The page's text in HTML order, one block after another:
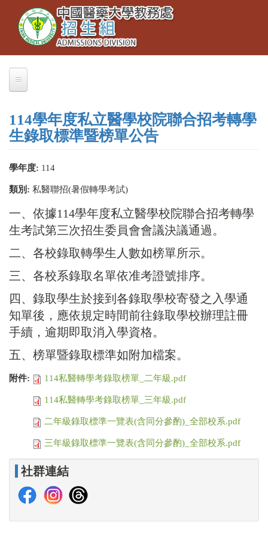
容
114學年度私立醫學校院聯合招考轉學
⽣錄取標準暨榜單公告
學年度: 114
類別: 私醫聯招(暑假轉學考試)
一、依據114學年度私立醫學校院聯合招考轉學
生考試第三次招生委員會會議決議通過。
二、各校錄取轉學生人數如榜單所示。
三、各校系錄取名單依准考證號排序。
四、錄取學生於接到各錄取學校寄發之入學通
知單後，應依規定時間前往錄取學校辦理註冊
手續，逾期即取消入學資格。
五、榜單暨錄取標準如附加檔案。
附件: 114私醫轉學考錄取榜單_二年級.pdf
114私醫轉學考錄取榜單_三年級.pdf
二年級錄取標準一覽表(含同分參酌)_全部校系.pdf
三年級錄取標準一覽表(含同分參酌)_全部校系.pdf
社群連結